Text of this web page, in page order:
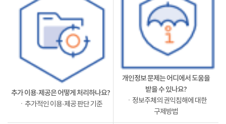
추가 이용·제공은 어떻게 처리하나요?
ㆍ추가적인 이용·제공 판단 기준
개인정보 문제는 어디에서 도움을
받을 수 있나요?
ㆍ정보주체의 권익침해에 대한
구제방법